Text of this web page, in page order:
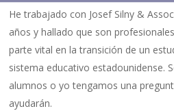
He trabajado con Josef Silny &
años y hallado que son
parte vital en la transición de un
sistema educativo estadounidense.
alumnos o yo tengamos una
ayudarán.